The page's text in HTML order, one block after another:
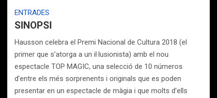
ENTRADES
SINOPSI
Hausson celebra el Premi Nacional de Cultura 2018 (el
primer que s’atorga a un il·lusionista) amb el nou
espectacle TOP MAGIC, una selecció de 10 números
d’entre els més sorprenents i originals que es poden
presentar en un espectacle de màgia i que molts d’ells